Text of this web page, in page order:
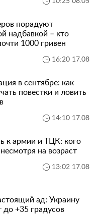
порадуют
надбавкой – кто
1000 гривен
16:20 17.08
в сентябре: как
повестки и ловить
14:10 17.08
к армии и ТЦК: кого
на возраст
13:02 17.08
ад: Украину
до +35 градусов